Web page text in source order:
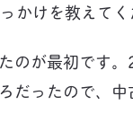
かけを教えてく
のが最初です
だったので、